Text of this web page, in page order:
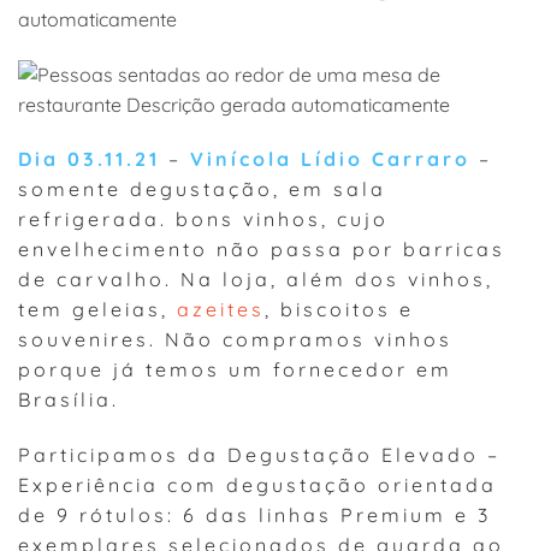
Dia 03.11.21 – Vinícola Lídio Carraro –
somente degustação, em sala
refrigerada. bons vinhos, cujo
envelhecimento não passa por barricas
de carvalho. Na loja, além dos vinhos,
tem geleias, azeites , biscoitos e
souvenires. Não compramos vinhos
porque já temos um fornecedor em
Brasília.
Participamos da Degustação Elevado –
Experiência com degustação orientada
de 9 rótulos: 6 das linhas Premium e 3
exemplares selecionados de guarda ao